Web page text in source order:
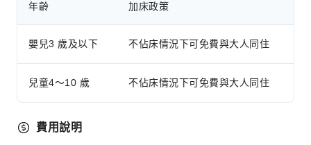
年齡 加床政策
嬰兒3 歲及以下 不佔床情況下可免費與大人同住
兒童4～10 歲 不佔床情況下可免費與大人同住
費用說明